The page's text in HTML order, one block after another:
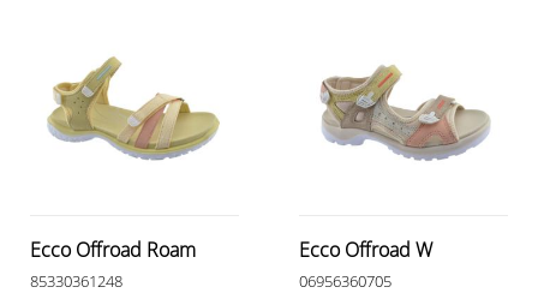
Ecco Offroad Roam
85330361248
Ecco Offroad W
06956360705